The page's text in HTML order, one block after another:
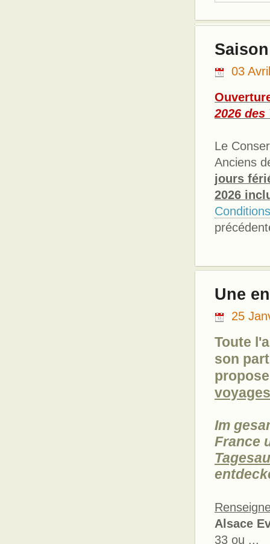
03
2026
Le
Anciens
jours
2026
Une
25
Toute
son
voyages
Im
France
Alsace
33 ou ...